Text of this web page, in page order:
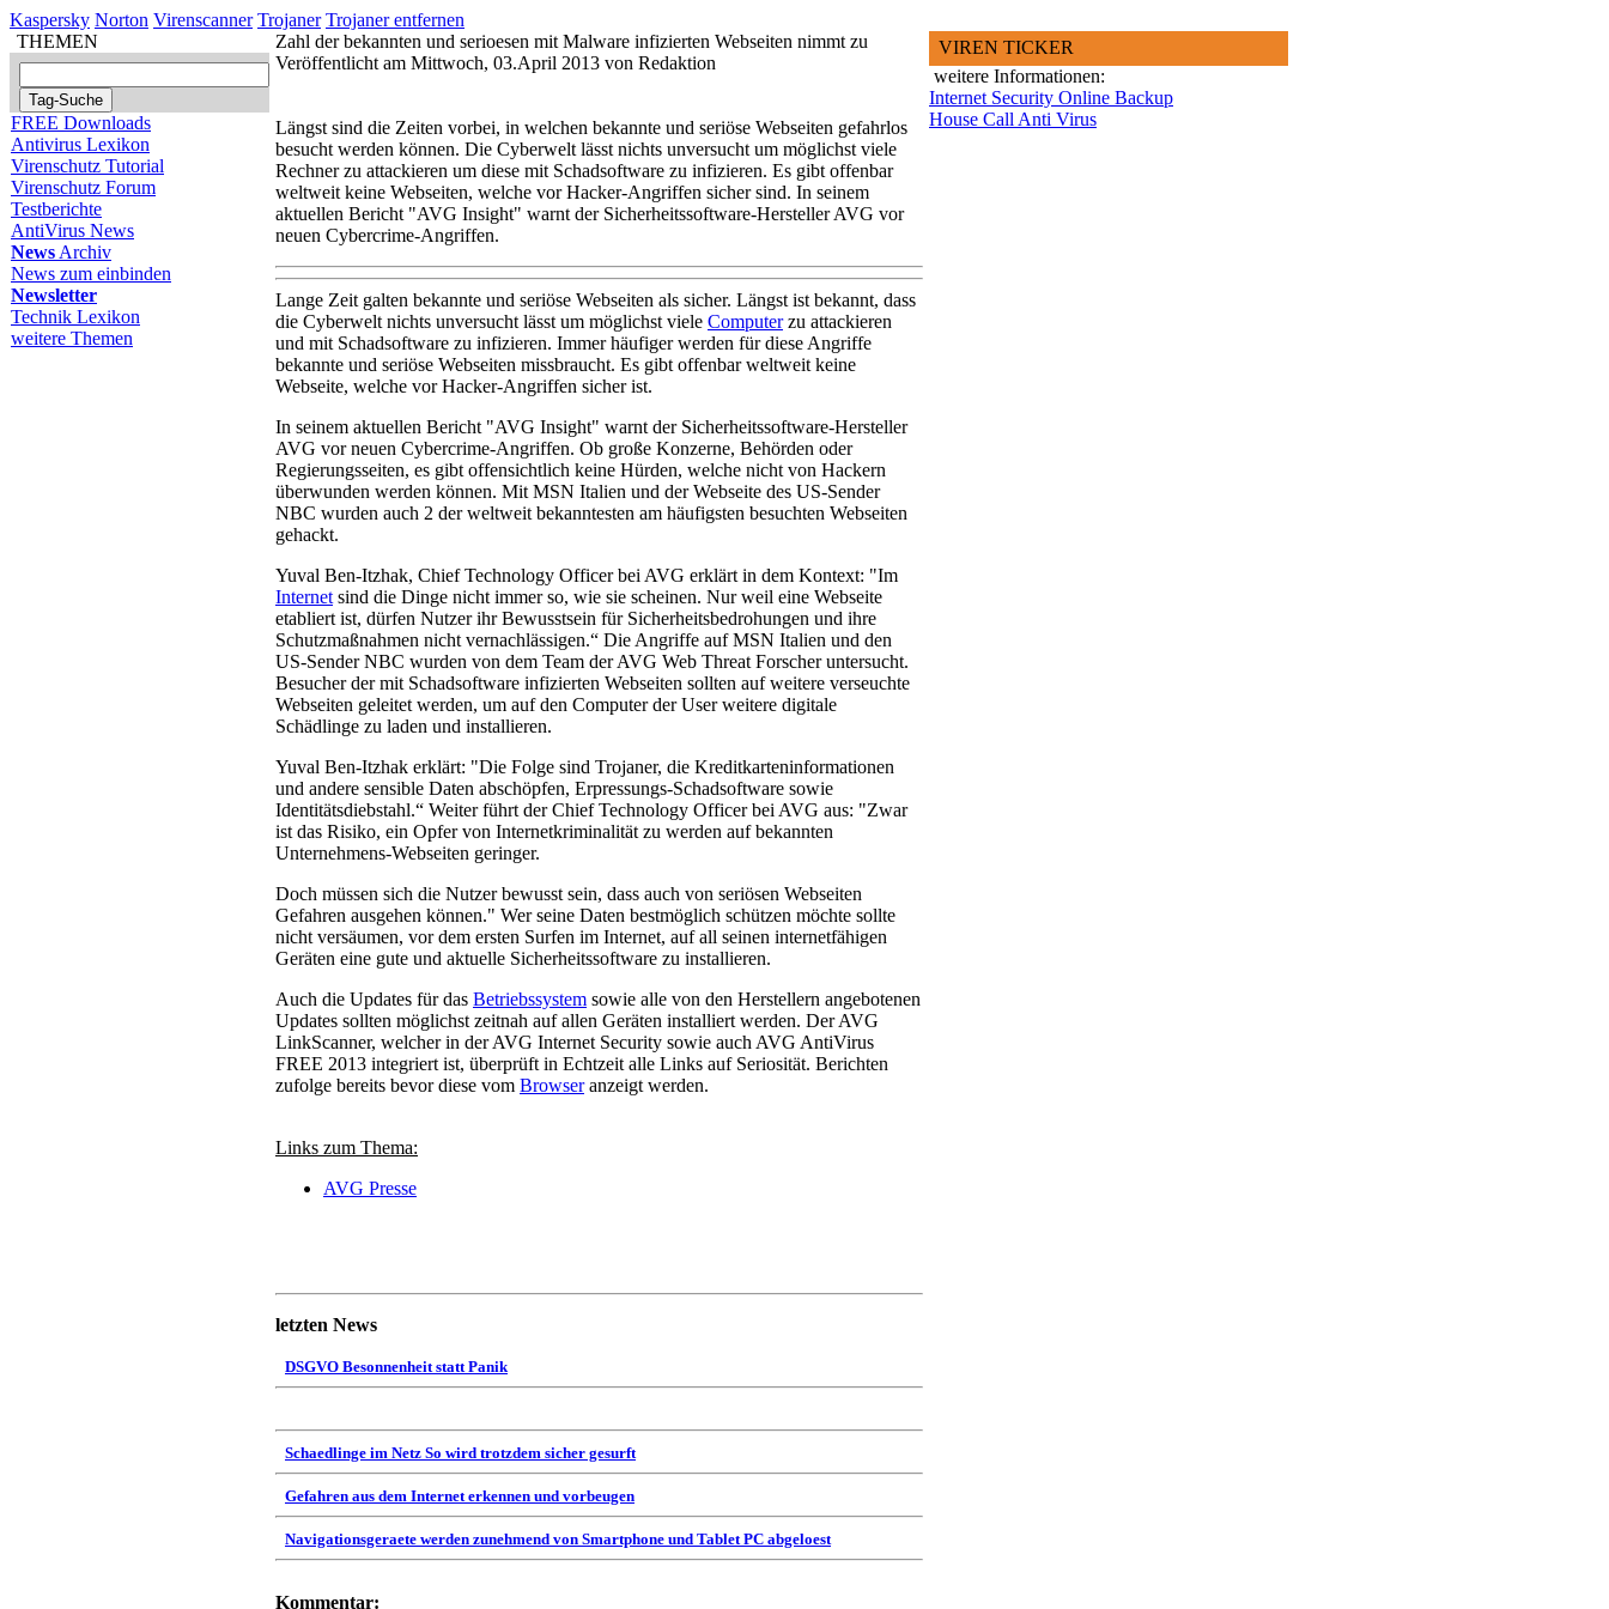
Kaspersky Norton Virenscanner Trojaner Trojaner entfernen
THEMEN
FREE Downloads
Antivirus Lexikon
Virenschutz Tutorial
Virenschutz Forum
Testberichte
AntiVirus News
News Archiv
News zum einbinden
Newsletter
Technik Lexikon
weitere Themen
Zahl der bekannten und serioesen mit Malware infizierten Webseiten nimmt zu
Veröffentlicht am Mittwoch, 03.April 2013 von Redaktion
Längst sind die Zeiten vorbei, in welchen bekannte und seriöse Webseiten gefahrlos
besucht werden können. Die Cyberwelt lässt nichts unversucht um möglichst viele
Rechner zu attackieren um diese mit Schadsoftware zu infizieren. Es gibt offenbar
weltweit keine Webseiten, welche vor Hacker-Angriffen sicher sind. In seinem
aktuellen Bericht "AVG Insight" warnt der Sicherheitssoftware-Hersteller AVG vor
neuen Cybercrime-Angriffen.
Lange Zeit galten bekannte und seriöse Webseiten als sicher. Längst ist bekannt, dass
die Cyberwelt nichts unversucht lässt um möglichst viele Computerzu attackieren
und mit Schadsoftware zu infizieren. Immer häufiger werden für diese Angriffe
bekannte und seriöse Webseiten missbraucht. Es gibt offenbar weltweit keine
Webseite, welche vor Hacker-Angriffen sicher ist.
In seinem aktuellen Bericht "AVG Insight" warnt der Sicherheitssoftware-Hersteller
AVG vor neuen Cybercrime-Angriffen. Ob große Konzerne, Behörden oder
Regierungsseiten, es gibt offensichtlich keine Hürden, welche nicht von Hackern
überwunden werden können. Mit MSN Italien und der Webseite des US-Sender
NBC wurden auch 2 der weltweit bekanntesten am häufigsten besuchten Webseiten
gehackt.
Yuval Ben-Itzhak, Chief Technology Officer bei AVG erklärt in dem Kontext: "Im
Internet sind die Dinge nicht immer so, wie sie scheinen. Nur weil eine Webseite
etabliert ist, dürfen Nutzer ihr Bewusstsein für Sicherheitsbedrohungen und ihre
Schutzmaßnahmen nicht vernachlässigen.“ Die Angriffe auf MSN Italien und den
US-Sender NBC wurden von dem Team der AVG Web Threat Forscher untersucht.
Besucher der mit Schadsoftware infizierten Webseiten sollten auf weitere verseuchte
Webseiten geleitet werden, um auf den Computer der User weitere digitale
Schädlinge zu laden und installieren.
Yuval Ben-Itzhak erklärt: "Die Folge sind Trojaner, die Kreditkarteninformationen
und andere sensible Daten abschöpfen, Erpressungs-Schadsoftware sowie
Identitätsdiebstahl.“ Weiter führt der Chief Technology Officer bei AVG aus: "Zwar
ist das Risiko, ein Opfer von Internetkriminalität zu werden auf bekannten
Unternehmens-Webseiten geringer.
Doch müssen sich die Nutzer bewusst sein, dass auch von seriösen Webseiten
Gefahren ausgehen können." Wer seine Daten bestmöglich schützen möchte sollte
nicht versäumen, vor dem ersten Surfen im Internet, auf all seinen internetfähigen
Geräten eine gute und aktuelle Sicherheitssoftware zu installieren.
Auch die Updates für das Betriebssystem sowie alle von den Herstellern angebotenen
Updates sollten möglichst zeitnah auf allen Geräten installiert werden. Der AVG
LinkScanner, welcher in der AVG Internet Security sowie auch AVG AntiVirus
FREE 2013 integriert ist, überprüft in Echtzeit alle Links auf Seriosität. Berichten
zufolge bereits bevor diese vom Browseranzeigt werden.
Links zum Thema:
AVG Presse
letzten News
DSGVO Besonnenheit statt Panik
Schaedlinge im Netz So wird trotzdem sicher gesurft
Gefahren aus dem Internet erkennen und vorbeugen
Navigationsgeraete werden zunehmend von Smartphone und Tablet PC abgeloest
Kommentar:
VIREN TICKER
weitere Informationen:
Internet Security Online Backup
House Call Anti Virus